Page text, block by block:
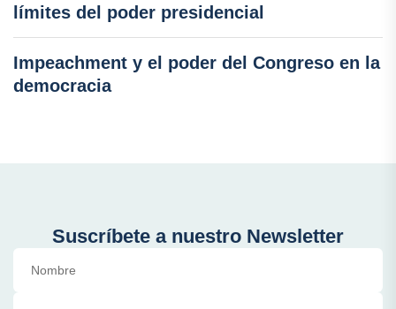
límites del poder presidencial
Impeachment y el poder del Congreso en la
democracia
Suscríbete a nuestro Newsletter